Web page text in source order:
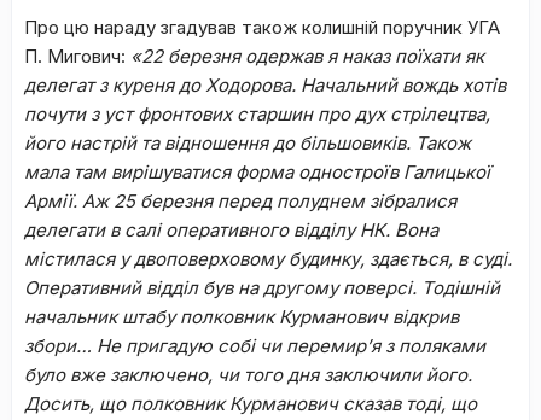
Про цю нараду згадував також колишній поручник УГА
П. Мигович: «22 березня одержав я наказ поїхати як
делегат з куреня до Ходорова. Начальний вождь хотів
почути з уст фронтових старшин про дух стрілецтва,
його настрій та відношення до більшовиків. Також
мала там вирішуватися форма одностроїв Галицької
Армії. Аж 25 березня перед полуднем зібралися
делегати в салі оперативного відділу НК. Вона
містилася у двоповерховому будинку, здається, в суді.
Оперативний відділ був на другому поверсі. Тодішній
начальник штабу полковник Курманович відкрив
збори… Не пригадую собі чи перемир’я з поляками
було вже заключено, чи того дня заключили його.
Досить, що полковник Курманович сказав тоді, що